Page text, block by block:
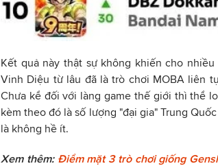
Kết quả này thật sự không khiến cho
Vinh Diệu từ lâu đã là trò chơi MOBA liên
Chưa kể đối với làng game thế giới thì thể
kèm theo đó là số lượng "đại gia" Trung
là không hề ít.
Xem thêm: Điểm mặt 3 trò chơi giống